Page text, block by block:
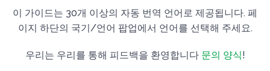
이 가이드는 30개 이상의 자동 번역 언어로 제공됩니다. 페
이지 하단의 국기/언어 팝업에서 언어를 선택해 주세요.
우리는 우리를 통해 피드백을 환영합니다 문의 양식!